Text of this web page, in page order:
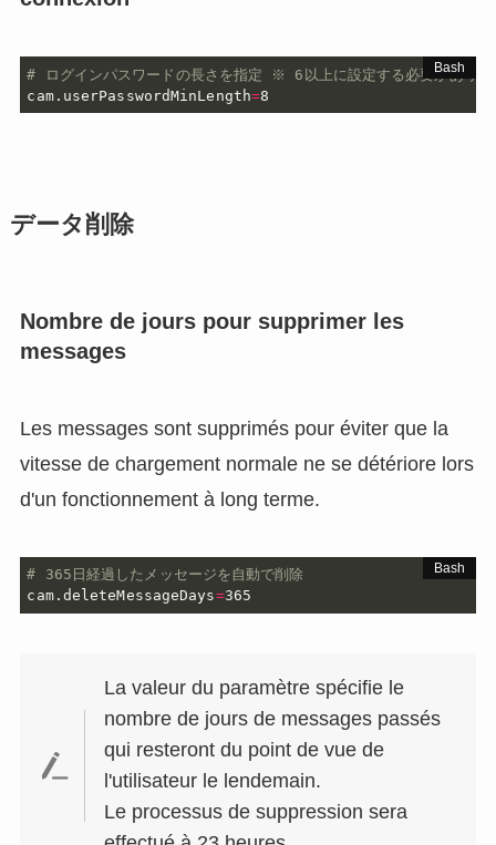
# ログインパスワードの長さを指定 ※ 6以上に設定する必要がありま
cam.userPasswordMinLength=8
データ削除
Nombre de jours pour supprimer les
messages
Les messages sont supprimés pour éviter que la
vitesse de chargement normale ne se détériore lors
d'un fonctionnement à long terme.
# 365日経過したメッセージを自動で削除
cam.deleteMessageDays=365
La valeur du paramètre spécifie le
nombre de jours de messages passés
qui resteront du point de vue de
l'utilisateur le lendemain.
Le processus de suppression sera